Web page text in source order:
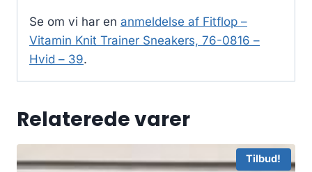
Se om vi har en anmeldelse af Fitflop –
Vitamin Knit Trainer Sneakers, 76-0816 –
Hvid – 39.
Relaterede varer
Tilbud!